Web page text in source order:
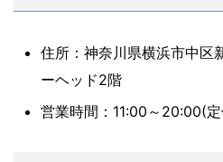
住所：神奈川県横浜市中区
ーヘッド2階
営業時間：11:00～20:00(